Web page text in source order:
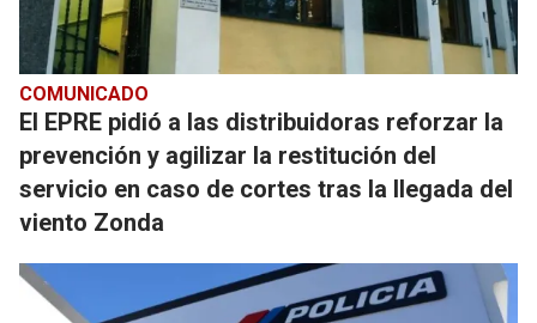
COMUNICADO
El EPRE pidió a las distribuidoras reforzar la
prevención y agilizar la restitución del
servicio en caso de cortes tras la llegada del
viento Zonda